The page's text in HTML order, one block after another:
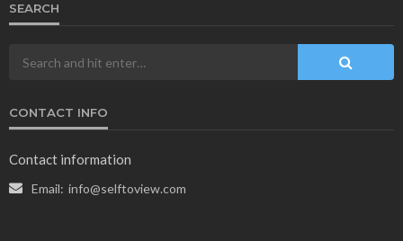
SEARCH
CONTACT INFO
Contact information
Email: info@selftoview.com